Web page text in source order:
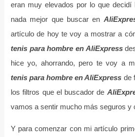
eran muy elevados por lo que
nada mejor que buscar en
artículo de hoy te voy a mostrar a
tenis para hombre en AliExpress
hice yo, ahorrando, pero te voy a
tenis para hombre en AliExpress de
los filtros que el buscador de
vamos a sentir mucho más seguros y
Y para comenzar con mi artículo